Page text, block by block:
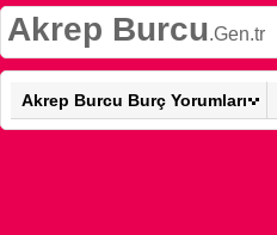
Akrep Burcu.Gen.tr
Akrep Burcu Burç Yorumları